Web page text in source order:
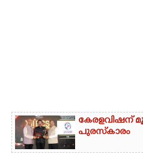
കേരളവിഷന്
പുരസ്‌കാരം